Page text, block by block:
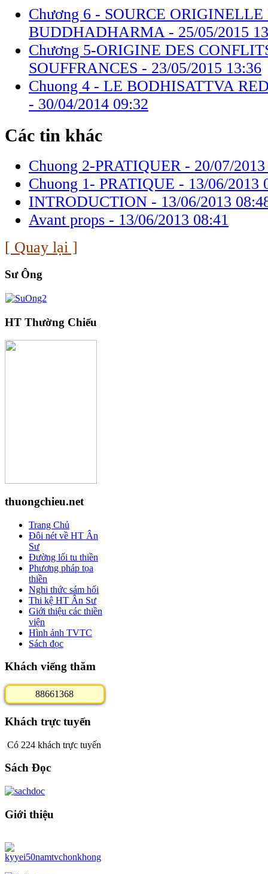
Chương 6 - SOURCE ORIGINELLE
BUDDHADHARMA - 25/05/2015
Chương 5-ORIGINE DES
SOUFFRANCES - 23/05/2015 13:36
Chuong 4 - LE BODHISATTVA
- 30/04/2014 09:32
Các tin khác
Chuong 2-PRATIQUER - 20/07/
Chuong 1- PRATIQUE - 13/06/2013
INTRODUCTION - 13/06/2013
Avant props - 13/06/2013 08:41
[ Quay lại ]
Sư Ông
HT Thường Chiếu
thuongchieu.net
Trang Chủ
Đôi nét về HT Ân
Sư
Đường lối tu thiền
Phương pháp tọa
thiền
Nghi thức sám hối
Thi kệ HT Ân Sư
Giới thiệu các thiền
viện
Hình ảnh TVTC
Sách đọc
Khách viếng thăm
88661368
Khách trực tuyến
Có 224 khách trực tuyến
Sách Đọc
Giới thiệu